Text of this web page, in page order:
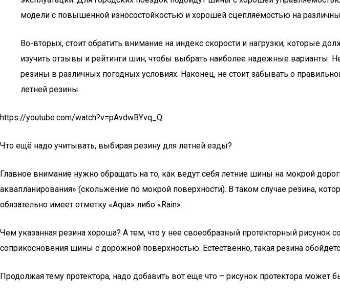
модели с повышенной износостойкостью и хорошей сцепляемостью на
Во-вторых, стоит обратить внимание на индекс скорости и нагрузки, которые
изучить отзывы и рейтинги шин, чтобы выбрать наиболее надежные варианты.
резины в различных погодных условиях. Наконец, не стоит забывать о
летней резины.
https://youtube.com/watch?v=pAvdwBYvq_Q
Что ещё надо учитывать, выбирая резину для летней езды?
Главное внимание нужно обращать на то, как ведут себя летние шины на мокрой
аквапланирования» (скольжение по мокрой поверхности). В таком случае резина,
обязательно имеет отметку «Aqua» либо «Rain».
Чем указанная резина хороша? А тем, что у нее своеобразный протекторный
соприкосновения шины с дорожной поверхностью. Естественно, такая резина
Продолжая тему протектора, надо добавить вот еще что – рисунок протектора может